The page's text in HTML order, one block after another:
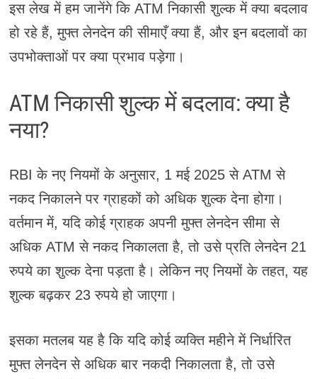
इस लेख में हम जानेंगे कि ATM निकासी शुल्क में क्या बदलाव
हो रहे हैं, मुफ्त लेनदेन की सीमाएँ क्या हैं, और इन बदलावों का
उपभोक्ताओं पर क्या प्रभाव पड़ेगा।
ATM निकासी शुल्क में बदलाव: क्या है
नया?
RBI के नए नियमों के अनुसार, 1 मई 2025 से ATM से
नकद निकालने पर ग्राहकों को अधिक शुल्क देना होगा।
वर्तमान में, यदि कोई ग्राहक अपनी मुफ्त लेनदेन सीमा से
अधिक ATM से नकद निकालता है, तो उसे प्रति लेनदेन 21
रुपये का शुल्क देना पड़ता है। लेकिन नए नियमों के तहत, यह
शुल्क बढ़कर 23 रुपये हो जाएगा।
इसका मतलब यह है कि यदि कोई व्यक्ति महीने में निर्धारित
मुफ्त लेनदेन से अधिक बार नकदी निकालता है, तो उसे